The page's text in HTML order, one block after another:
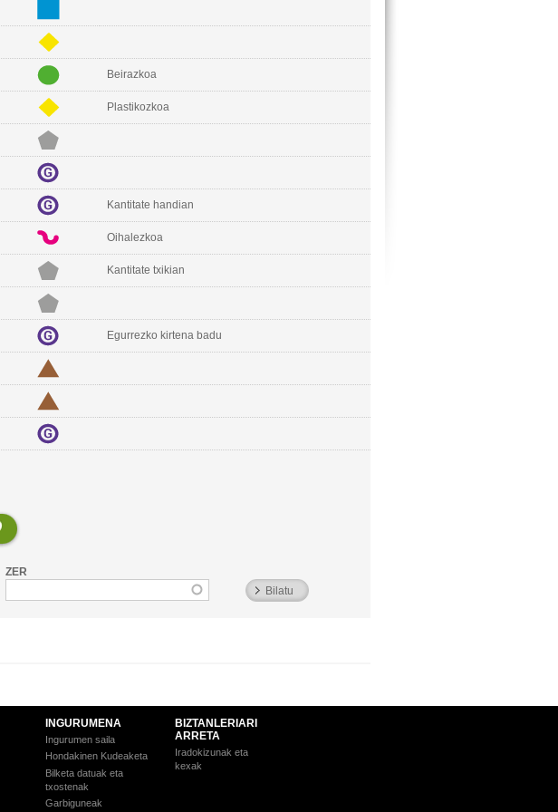
Beirazkoa
Plastikozkoa
Kantitate handian
Oihalezkoa
Kantitate txikian
Egurrezko kirtena badu
ZER
INGURUMENA
Ingurumen saila
Hondakinen Kudeaketa
Bilketa datuak eta
txostenak
Garbiguneak
BIZTANLERIARI
ARRETA
Iradokizunak eta
kexak